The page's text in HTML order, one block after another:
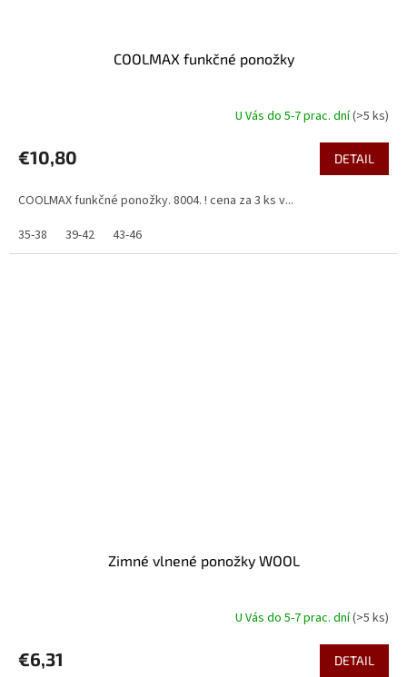
COOLMAX funkčné ponožky
U Vás do 5-7 prac. dní(>5 ks)
€10,80 DETAIL
COOLMAX funkčné ponožky. 8004. ! cena za 3 ks v...
35-38
39-42 43-46
Zimné vlnené ponožky WOOL
U Vás do 5-7 prac. dní(>5 ks)
€6,31 DETAIL